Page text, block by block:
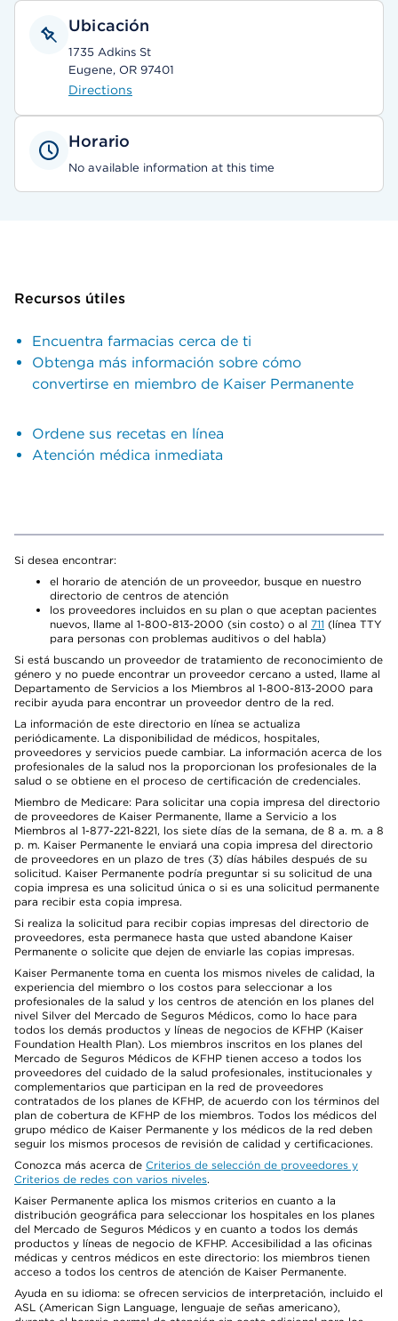
Ubicación
1735 Adkins St
Eugene, OR 97401
Directions
Horario
No available information at this time
Recursos útiles
Encuentra farmacias cerca de ti
Obtenga más información sobre cómo
convertirse en miembro de Kaiser Permanente
Ordene sus recetas en línea
Atención médica inmediata
Si desea encontrar:
el horario de atención de un proveedor, busque en nuestro
directorio de centros de atención
los proveedores incluidos en su plan o que aceptan pacientes
nuevos, llame al 1-800-813-2000 (sin costo) o al 711 (línea TTY
para personas con problemas auditivos o del habla)
Si está buscando un proveedor de tratamiento de reconocimiento de
género y no puede encontrar un proveedor cercano a usted, llame al
Departamento de Servicios a los Miembros al 1-800-813-2000 para
recibir ayuda para encontrar un proveedor dentro de la red.
La información de este directorio en línea se actualiza
periódicamente. La disponibilidad de médicos, hospitales,
proveedores y servicios puede cambiar. La información acerca de los
profesionales de la salud nos la proporcionan los profesionales de la
salud o se obtiene en el proceso de certificación de credenciales.
Miembro de Medicare: Para solicitar una copia impresa del directorio
de proveedores de Kaiser Permanente, llame a Servicio a los
Miembros al 1-877-221-8221, los siete días de la semana, de 8 a. m. a 8
p. m. Kaiser Permanente le enviará una copia impresa del directorio
de proveedores en un plazo de tres (3) días hábiles después de su
solicitud. Kaiser Permanente podría preguntar si su solicitud de una
copia impresa es una solicitud única o si es una solicitud permanente
para recibir esta copia impresa.
Si realiza la solicitud para recibir copias impresas del directorio de
proveedores, esta permanece hasta que usted abandone Kaiser
Permanente o solicite que dejen de enviarle las copias impresas.
Kaiser Permanente toma en cuenta los mismos niveles de calidad, la
experiencia del miembro o los costos para seleccionar a los
profesionales de la salud y los centros de atención en los planes del
nivel Silver del Mercado de Seguros Médicos, como lo hace para
todos los demás productos y líneas de negocios de KFHP (Kaiser
Foundation Health Plan). Los miembros inscritos en los planes del
Mercado de Seguros Médicos de KFHP tienen acceso a todos los
proveedores del cuidado de la salud profesionales, institucionales y
complementarios que participan en la red de proveedores
contratados de los planes de KFHP, de acuerdo con los términos del
plan de cobertura de KFHP de los miembros. Todos los médicos del
grupo médico de Kaiser Permanente y los médicos de la red deben
seguir los mismos procesos de revisión de calidad y certificaciones.
Conozca más acerca de Criterios de selección de proveedores y
Criterios de redes con varios niveles.
Kaiser Permanente aplica los mismos criterios en cuanto a la
distribución geográfica para seleccionar los hospitales en los planes
del Mercado de Seguros Médicos y en cuanto a todos los demás
productos y líneas de negocio de KFHP. Accesibilidad a las oficinas
médicas y centros médicos en este directorio: los miembros tienen
acceso a todos los centros de atención de Kaiser Permanente.
Ayuda en su idioma: se ofrecen servicios de interpretación, incluido el
ASL (American Sign Language, lenguaje de señas americano),